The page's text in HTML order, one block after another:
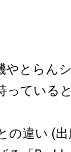
やとらん
っている